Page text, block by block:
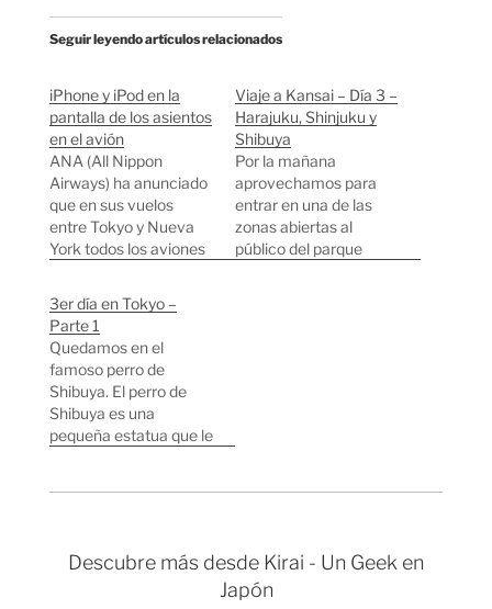
Seguir leyendo artículos relacionados
iPhone y iPod en la
pantalla de los asientos
en el avión
ANA (All Nippon
Airways) ha anunciado
que en sus vuelos
entre Tokyo y Nueva
York todos los aviones
todos los sillones
(Incluidos los de la
clase turista). Con ese
conector los viajeros
podrán enchufar sus
iPhones o iPods para
recargar la batería,
Viaje a Kansai – Día 3 –
Harajuku, Shinjuku y
Shibuya
Por la mañana
aprovechamos para
entrar en una de las
zonas abiertas al
público del parque
zona de Bambú. A…
3er día en Tokyo –
Parte 1
Quedamos en el
famoso perro de
Shibuya. El perro de
Shibuya es una
pequeña estatua que le
meses, pero su amo
Descubre más desde Kirai - Un Geek en
Japón